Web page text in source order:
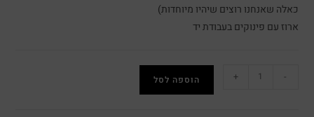
כאלה שאנחנו רוצים שיהיו מיוחדות)
ארוז עם פינוקים בעבודת יד
+ הוספה לסל